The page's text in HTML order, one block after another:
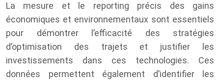
La mesure et le reporting précis des gains
économiques et environnementaux sont essentiels
pour démontrer l’efficacité des stratégies
d’optimisation des trajets et justifier les
investissements dans ces technologies. Ces
données permettent également d’identifier les